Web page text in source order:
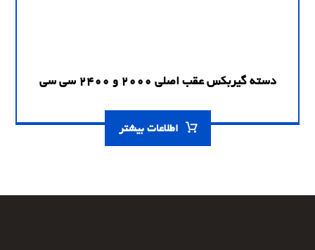
دسته گیربکس عقب اصلی 2000 و 2400 سی سی
اطلاعات بیشتر